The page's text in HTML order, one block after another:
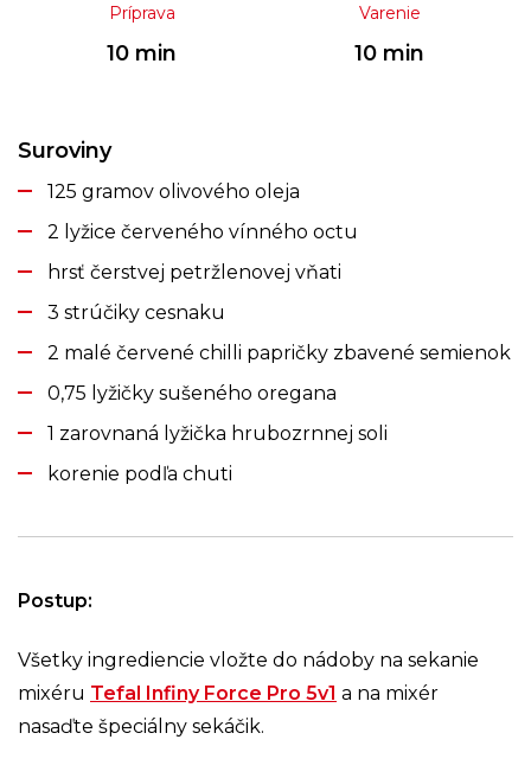
Príprava
10 min
Varenie
10 min
Suroviny
125 gramov olivového oleja
2 lyžice červeného vínného octu
hrsť čerstvej petržlenovej vňati
3 strúčiky cesnaku
2 malé červené chilli papričky zbavené semienok
0,75 lyžičky sušeného oregana
1 zarovnaná lyžička hrubozrnnej soli
korenie podľa chuti
Postup:
Všetky ingrediencie vložte do nádoby na sekanie
mixéru Tefal Infiny Force Pro 5v1 a na mixér
nasaďte špeciálny sekáčik.